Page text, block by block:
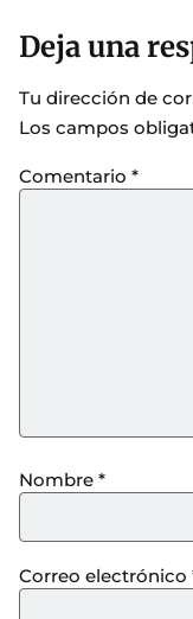
Deja una
Tu dirección de
Los campos
Comentario *
Nombre *
Correo electrónico